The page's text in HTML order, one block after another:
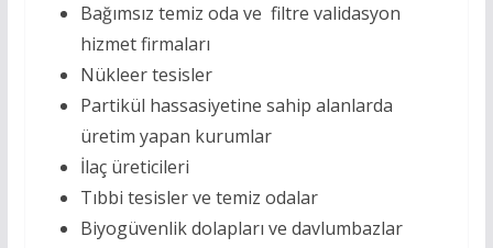
Bağımsız temiz oda ve filtre validasyon
hizmet firmaları
Nükleer tesisler
Partikül hassasiyetine sahip alanlarda
üretim yapan kurumlar
İlaç üreticileri
Tıbbi tesisler ve temiz odalar
Biyogüvenlik dolapları ve davlumbazlar